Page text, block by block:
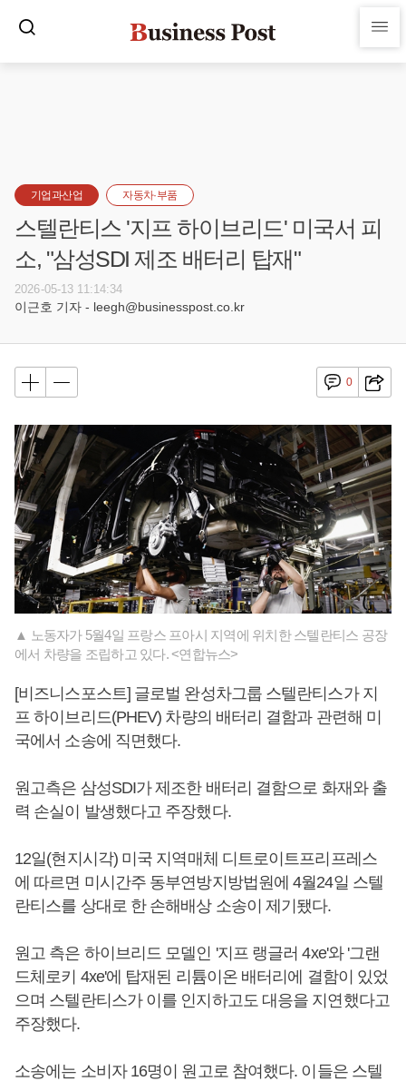
기업과산업 자동차·부품
스텔란티스 '지프 하이브리드' 미국서 피
소, "삼성SDI 제조 배터리 탑재"
2026-05-13 11:14:34
이근호 기자 - leegh@businesspost.co.kr
0
▲ 노동자가 5월4일 프랑스 프아시 지역에 위치한 스텔란티스 공장
에서 차량을 조립하고 있다. <연합뉴스>
[비즈니스포스트] 글로벌 완성차그룹 스텔란티스가 지
프 하이브리드(PHEV) 차량의 배터리 결함과 관련해 미
국에서 소송에 직면했다.
원고측은 삼성SDI가 제조한 배터리 결함으로 화재와 출
력 손실이 발생했다고 주장했다.
12일(현지시각) 미국 지역매체 디트로이트프리프레스
에 따르면 미시간주 동부연방지방법원에 4월24일 스텔
란티스를 상대로 한 손해배상 소송이 제기됐다.
원고 측은 하이브리드 모델인 '지프 랭글러 4xe'와 '그랜
드체로키 4xe'에 탑재된 리튬이온 배터리에 결함이 있었
으며 스텔란티스가 이를 인지하고도 대응을 지연했다고
주장했다.
소송에는 소비자 16명이 원고로 참여했다. 이들은 스텔